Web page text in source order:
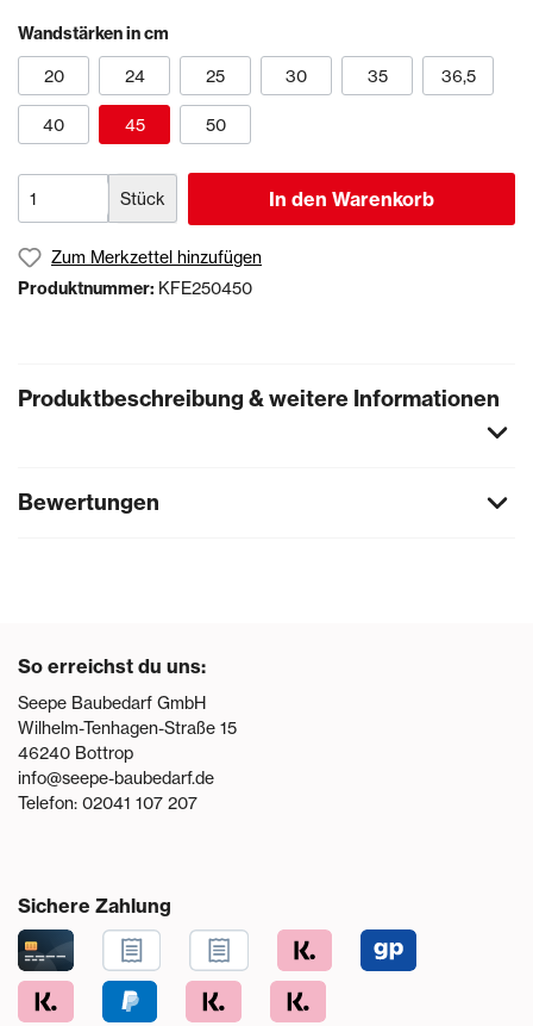
Wandstärken in cm
20 24 25 30 35 36,5
40 45 50
Stück In den Warenkorb
Zum Merkzettel hinzufügen
Produktnummer: KFE250450
Produktbeschreibung & weitere Informationen
Bewertungen
So erreichst du uns:
Seepe Baubedarf GmbH
Wilhelm-Tenhagen-Straße 15
46240 Bottrop
info@seepe-baubedarf.de
Telefon: 02041 107 207
Sichere Zahlung